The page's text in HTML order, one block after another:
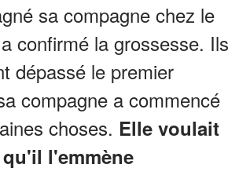
sa compagne chez le
confirmé la grossesse. Ils
dépassé le premier
compagne a commencé
choses. Elle voulait
l'emmène